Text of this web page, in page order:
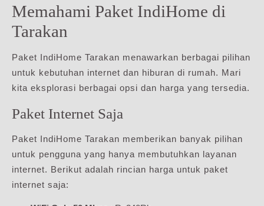
Memahami Paket IndiHome di
Tarakan
Paket IndiHome Tarakan menawarkan berbagai pilihan
untuk kebutuhan internet dan hiburan di rumah. Mari
kita eksplorasi berbagai opsi dan harga yang tersedia.
Paket Internet Saja
Paket IndiHome Tarakan memberikan banyak pilihan
untuk pengguna yang hanya membutuhkan layanan
internet. Berikut adalah rincian harga untuk paket
internet saja: